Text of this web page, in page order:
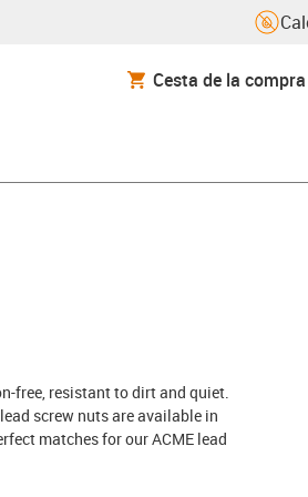
Cesta de la compra
free, resistant to dirt and quiet.
screw nuts are available in
matches for our ACME lead